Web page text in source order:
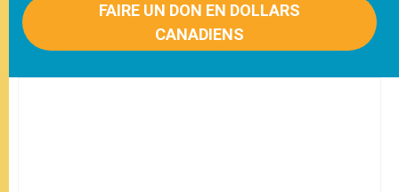
FAIRE UN DON EN DOLLARS
CANADIENS